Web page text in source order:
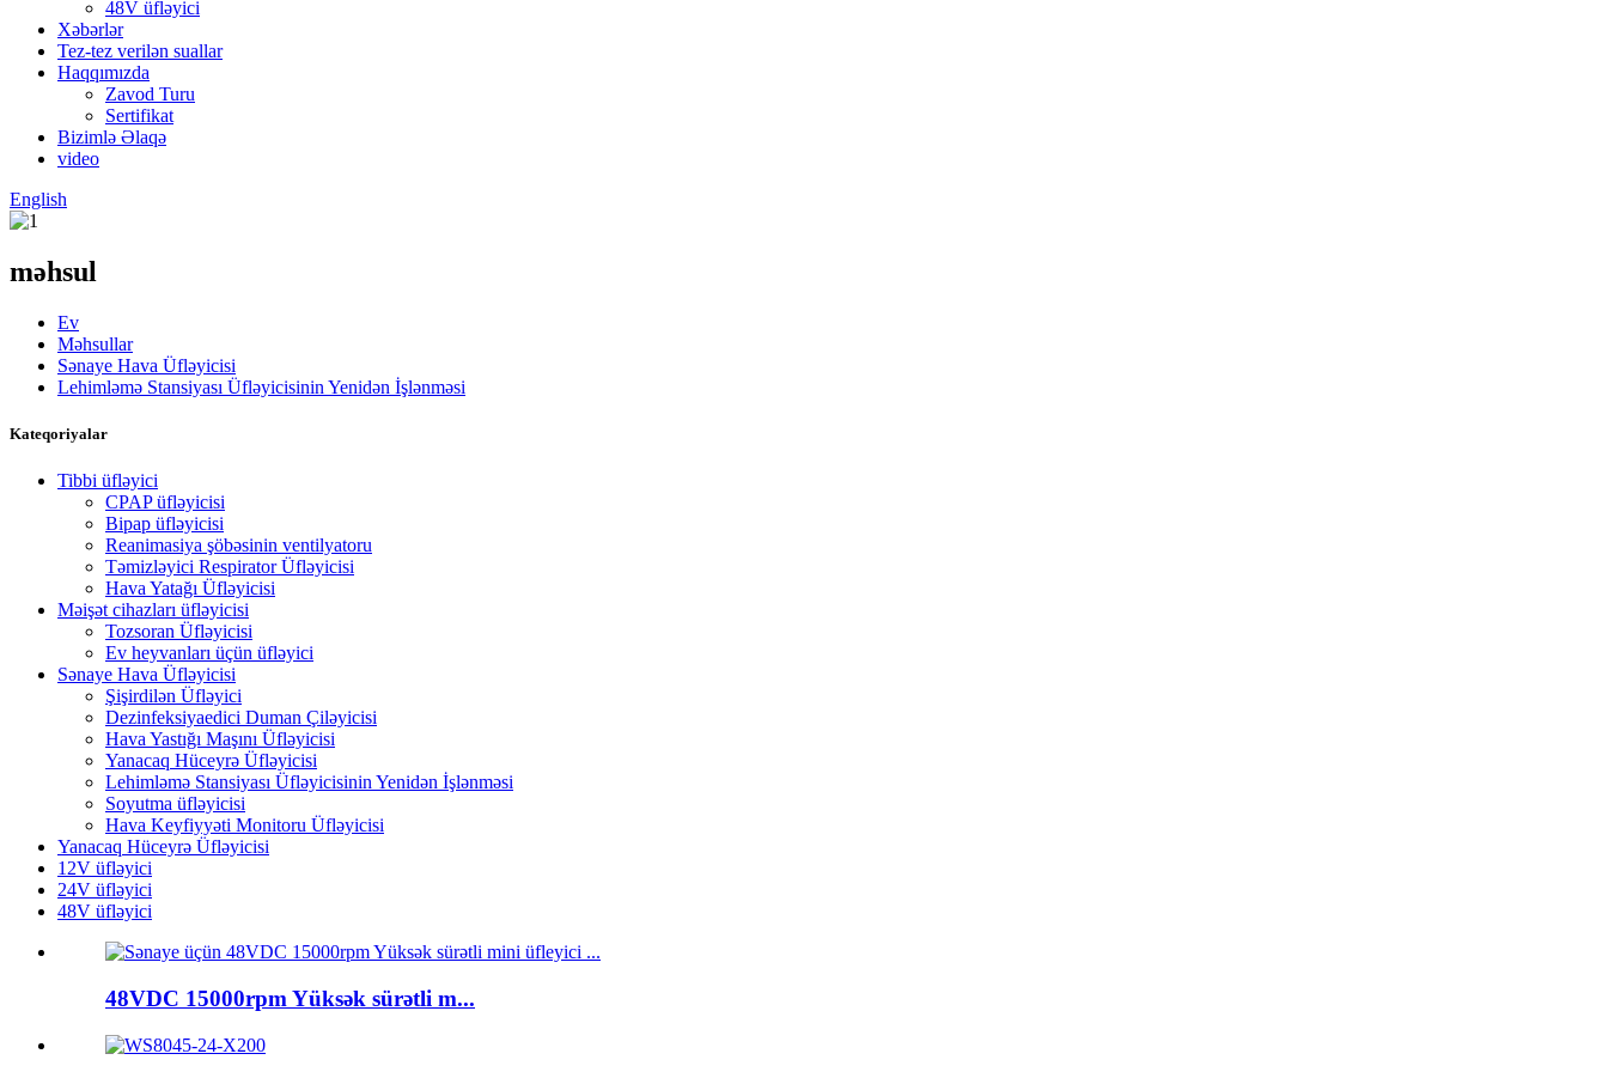
48V üfləyici
Xəbərlər
Tez-tez verilən suallar
Haqqımızda
Zavod Turu
Sertifikat
Bizimlə Əlaqə
video
English
məhsul
Ev
Məhsullar
Sənaye Hava Üfləyicisi
Lehimləmə Stansiyası Üfləyicisinin Yenidən İşlənməsi
Kateqoriyalar
Tibbi üfləyici
CPAP üfləyicisi
Bipap üfləyicisi
Reanimasiya şöbəsinin ventilyatoru
Təmizləyici Respirator Üfləyicisi
Hava Yatağı Üfləyicisi
Məişət cihazları üfləyicisi
Tozsoran Üfləyicisi
Ev heyvanları üçün üfləyici
Sənaye Hava Üfləyicisi
Şişirdilən Üfləyici
Dezinfeksiyaedici Duman Çiləyicisi
Hava Yastığı Maşını Üfləyicisi
Yanacaq Hüceyrə Üfləyicisi
Lehimləmə Stansiyası Üfləyicisinin Yenidən İşlənməsi
Soyutma üfləyicisi
Hava Keyfiyyəti Monitoru Üfləyicisi
Yanacaq Hüceyrə Üfləyicisi
12V üfləyici
24V üfləyici
48V üfləyici
48VDC 15000rpm Yüksək sürətli m...